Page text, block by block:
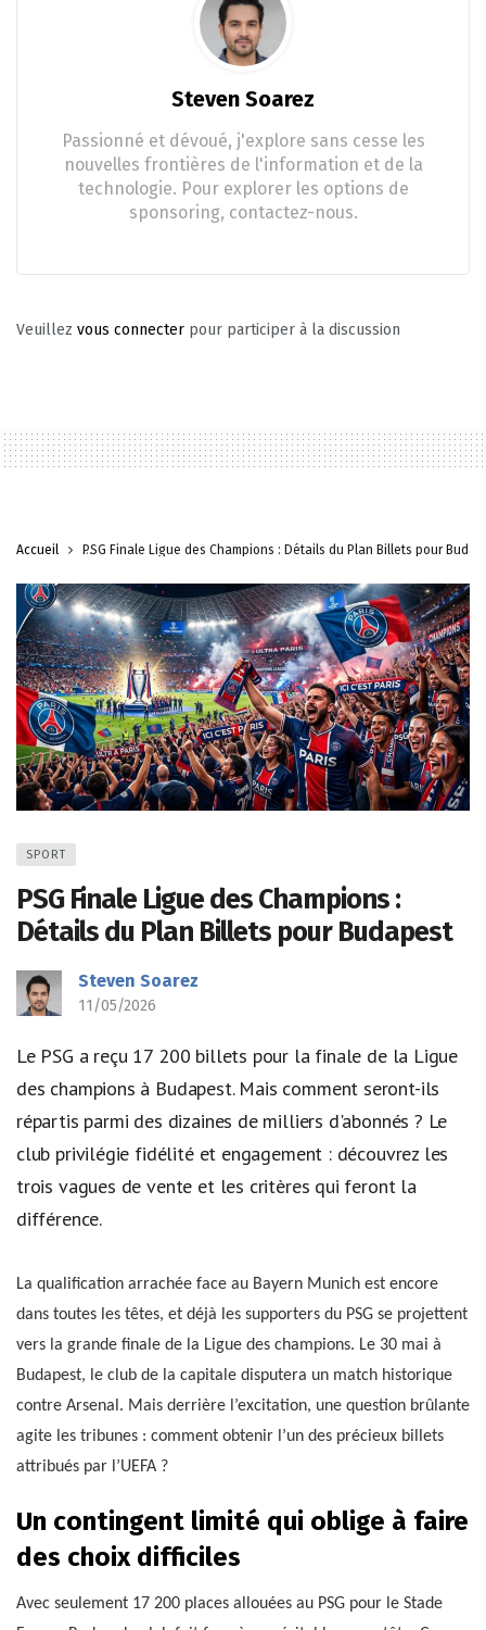
Steven Soarez
Passionné et dévoué, j'explore sans cesse les
nouvelles frontières de l'information et de la
technologie. Pour explorer les options de
sponsoring, contactez-nous.
Veuillez vous connecter pour participer à la discussion
Accueil PSG Finale Ligue des Champions : Détails du Plan Billets pour
SPORT
PSG Finale Ligue des Champions :
Détails du Plan Billets pour Budapest
Steven Soarez
11/05/2026
Le PSG a reçu 17 200 billets pour la finale de la Ligue
des champions à Budapest. Mais comment seront-ils
répartis parmi des dizaines de milliers d'abonnés ? Le
club privilégie fidélité et engagement : découvrez les
trois vagues de vente et les critères qui feront la
différence.
La qualification arrachée face au Bayern Munich est encore
dans toutes les têtes, et déjà les supporters du PSG se projettent
vers la grande finale de la Ligue des champions. Le 30 mai à
Budapest, le club de la capitale disputera un match historique
contre Arsenal. Mais derrière l’excitation, une question brûlante
agite les tribunes : comment obtenir l’un des précieux billets
attribués par l’UEFA ?
Un contingent limité qui oblige à faire
des choix difficiles
Avec seulement 17 200 places allouées au PSG pour le Stade